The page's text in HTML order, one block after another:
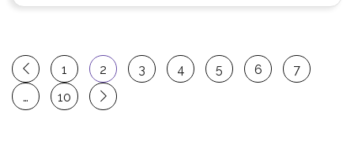
1 2 3 4 5 6
7
…
10